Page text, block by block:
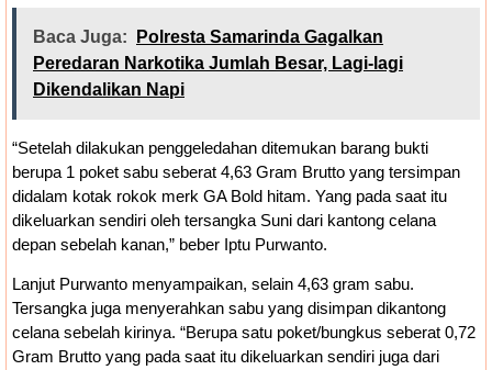
Baca Juga:
Polresta Samarinda Gagalkan
Peredaran Narkotika Jumlah Besar, Lagi-lagi
Dikendalikan Napi
“Setelah dilakukan penggeledahan ditemukan barang bukti
berupa 1 poket sabu seberat 4,63 Gram Brutto yang tersimpan
didalam kotak rokok merk GA Bold hitam. Yang pada saat itu
dikeluarkan sendiri oleh tersangka Suni dari kantong celana
depan sebelah kanan,” beber Iptu Purwanto.
Lanjut Purwanto menyampaikan, selain 4,63 gram sabu.
Tersangka juga menyerahkan sabu yang disimpan dikantong
celana sebelah kirinya. “Berupa satu poket/bungkus seberat 0,72
Gram Brutto yang pada saat itu dikeluarkan sendiri juga dari